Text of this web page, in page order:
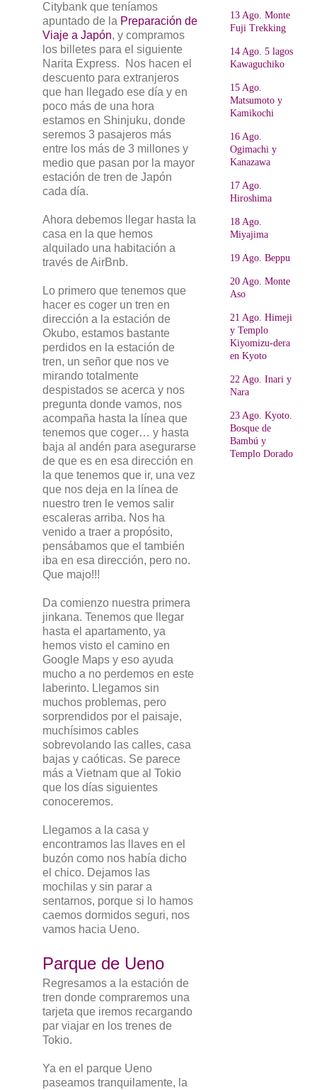
Citybank que teníamos
apuntado de la Preparación de
Viaje a Japón, y compramos
los billetes para el siguiente
Narita Express. Nos hacen el
descuento para extranjeros
que han llegado ese día y en
poco más de una hora
estamos en Shinjuku, donde
seremos 3 pasajeros más
entre los más de 3 millones y
medio que pasan por la mayor
estación de tren de Japón
cada día.
Ahora debemos llegar hasta la
casa en la que hemos
alquilado una habitación a
través de AirBnb.
Lo primero que tenemos que
hacer es coger un tren en
dirección a la estación de
Okubo, estamos bastante
perdidos en la estación de
tren, un señor que nos ve
mirando totalmente
despistados se acerca y nos
pregunta donde vamos, nos
acompaña hasta la línea que
tenemos que coger… y hasta
baja al andén para asegurarse
de que es en esa dirección en
la que tenemos que ir, una vez
que nos deja en la línea de
nuestro tren le vemos salir
escaleras arriba. Nos ha
venido a traer a propósito,
pensábamos que el también
iba en esa dirección, pero no.
Que majo!!!
Da comienzo nuestra primera
jinkana. Tenemos que llegar
hasta el apartamento, ya
hemos visto el camino en
Google Maps y eso ayuda
mucho a no perdemos en este
laberinto. Llegamos sin
muchos problemas, pero
sorprendidos por el paisaje,
muchísimos cables
sobrevolando las calles, casa
bajas y caóticas. Se parece
más a Vietnam que al Tokio
que los días siguientes
conoceremos.
Llegamos a la casa y
encontramos las llaves en el
buzón como nos había dicho
el chico. Dejamos las
mochilas y sin parar a
sentarnos, porque si lo hamos
caemos dormidos seguri, nos
vamos hacia Ueno.
Parque de Ueno
Regresamos a la estación de
tren donde compraremos una
tarjeta que iremos recargando
par viajar en los trenes de
Tokio.
Ya en el parque Ueno
paseamos tranquilamente, la
13 Ago. Monte
Fuji Trekking
14 Ago. 5 lagos
Kawaguchiko
15 Ago.
Matsumoto y
Kamikochi
16 Ago.
Ogimachi y
Kanazawa
17 Ago.
Hiroshima
18 Ago.
Miyajima
19 Ago. Beppu
20 Ago. Monte
Aso
21 Ago. Himeji
y Templo
Kiyomizu-dera
en Kyoto
22 Ago. Inari y
Nara
23 Ago. Kyoto.
Bosque de
Bambú y
Templo Dorado